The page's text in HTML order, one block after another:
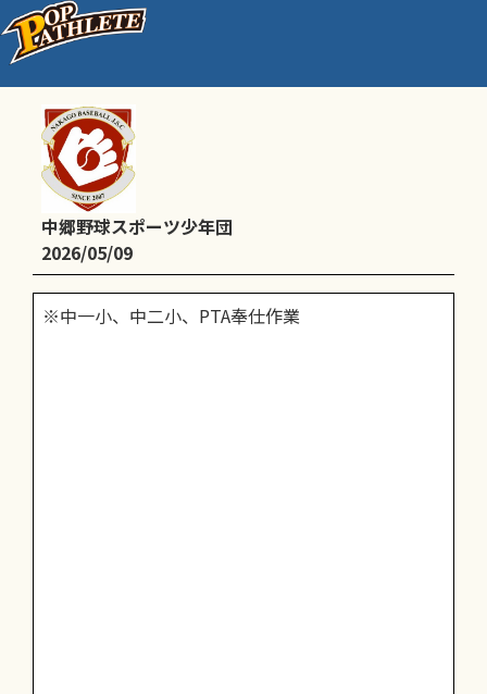
PTA奉仕作業
中郷野球スポーツ少年団
2026/05/09
※中一小、中二小、PTA奉仕作業